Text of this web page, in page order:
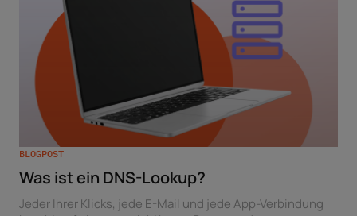
BLOGPOST
Was ist ein DNS-Lookup?
Jeder Ihrer Klicks, jede E-Mail und jede App-Verbindung